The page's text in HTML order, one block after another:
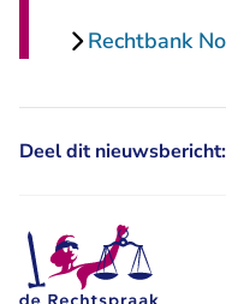
Rechtbank
Deel dit nieuwsbericht: